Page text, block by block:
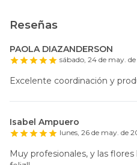
Reseñas
PAOLA DIAZANDERSON
sábado, 24 de may.
Excelente coordinación y
Isabel Ampuero
lunes, 26 de may. de
Muy profesionales, y las